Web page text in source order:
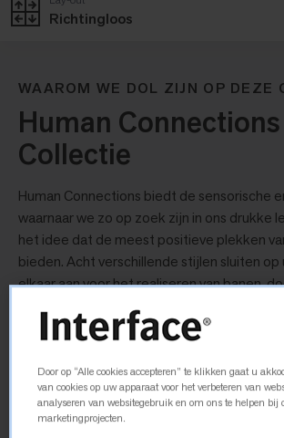
Richtingloos
WAAROM WE DOL ZIJN OP DEZE
Human Connections
Collectie
Human Connections biedt de sensorische
waarnaar we zo op zoek zijn in ons drukke
het idee dat de meest positieve plekken
bieden. Acht verschillende stijlen sluiten
elkaar aan voor het realiseren van banen,
collision zones en eindbestemmingen. Sett
Kerbstone, Paver en Flagstone zijn vier
Moss in Stone sluiten naadloos aan op
zorgt voor het groen waar we naar
wordt verder aangevuld door Rue en Stone
Door op “Alle cookies accepteren” te klikken gaat u
van cookies op uw apparaat voor het verbeteren van
analyseren van websitegebruik en om ons te helpen bij
marketingprojecten.